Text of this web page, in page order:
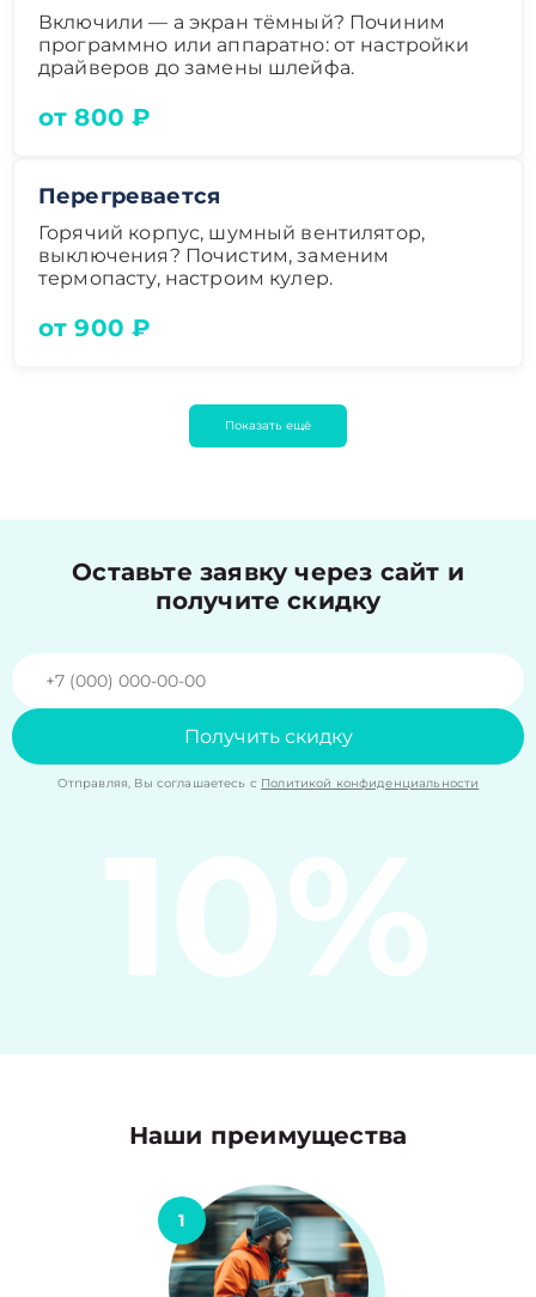
Включили — а экран тёмный? Починим
программно или аппаратно: от настройки
драйверов до замены шлейфа.
от 800 ₽
Перегревается
Горячий корпус, шумный вентилятор,
выключения? Почистим, заменим
термопасту, настроим кулер.
от 900 ₽
Показать ещё
Оставьте заявку через сайт и
получите скидку
Получить скидку
Отправляя, Вы соглашаетесь с Политикой конфиденциальности
10%
Наши преимущества
1